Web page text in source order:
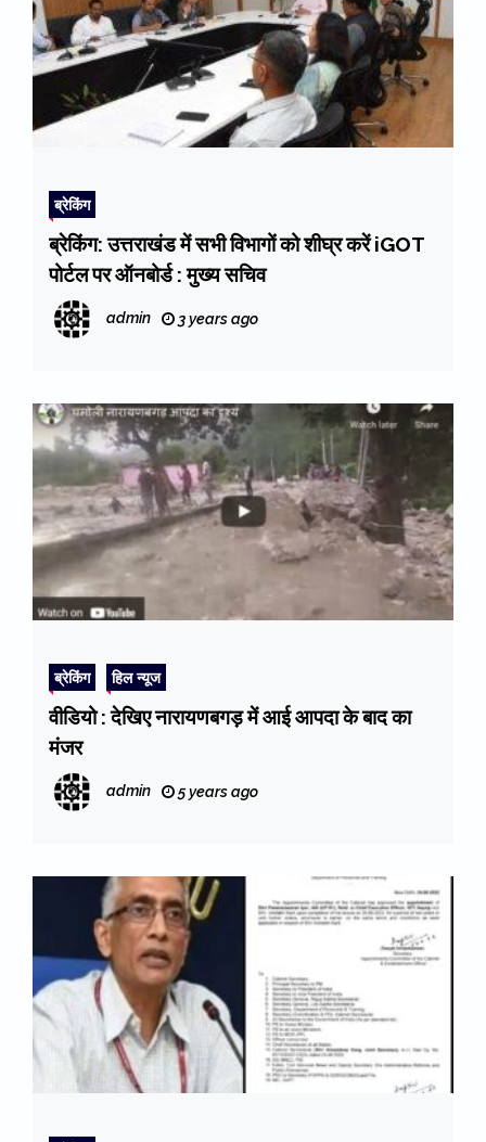
ब्रेकिंग
ब्रेकिंग: उत्तराखंड में सभी विभागों को शीघ्र करें iGOT
पोर्टल पर ऑनबोर्ड : मुख्य सचिव
admin 3 years ago
ब्रेकिंग हिल न्यूज
वीडियो : देखिए नारायणबगड़ में आई आपदा के बाद का
मंजर
admin 5 years ago